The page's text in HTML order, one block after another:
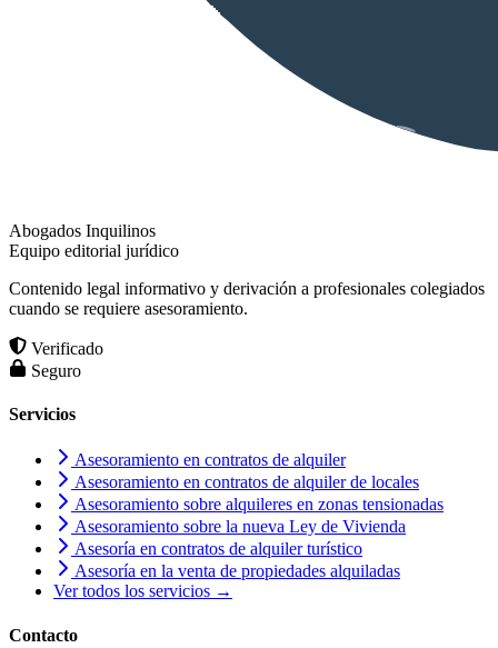
Abogados Inquilinos
Equipo editorial jurídico
Contenido legal informativo y derivación a profesionales colegiados
cuando se requiere asesoramiento.
Verificado
Seguro
Servicios
Asesoramiento en contratos de alquiler
Asesoramiento en contratos de alquiler de locales
Asesoramiento sobre alquileres en zonas tensionadas
Asesoramiento sobre la nueva Ley de Vivienda
Asesoría en contratos de alquiler turístico
Asesoría en la venta de propiedades alquiladas
Ver todos los servicios →
Contacto